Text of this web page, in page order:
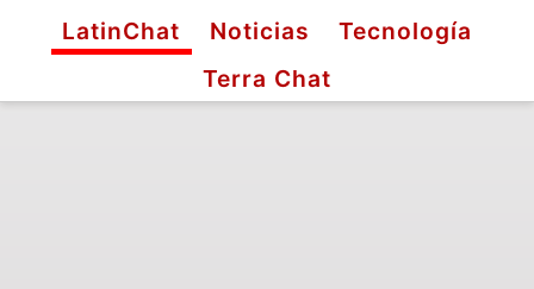
LatinChat
Noticias
Tecnología
Terra Chat